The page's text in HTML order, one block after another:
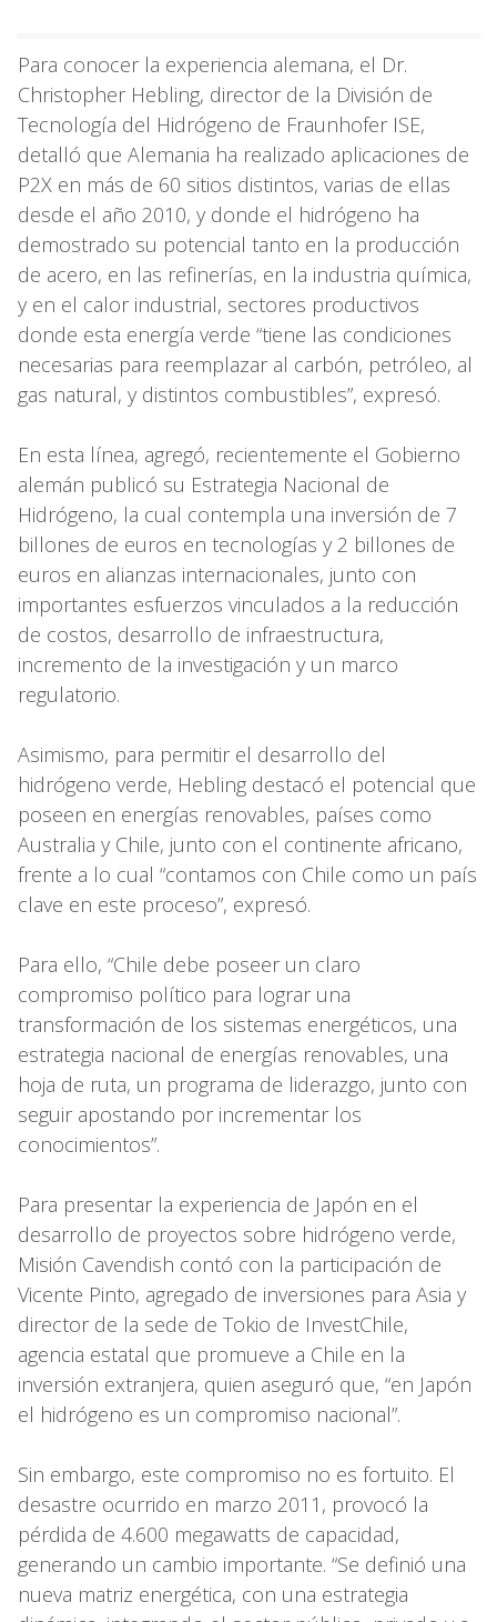
Para conocer la experiencia alemana, el Dr.
Christopher Hebling, director de la División de
Tecnología del Hidrógeno de Fraunhofer ISE,
detalló que Alemania ha realizado aplicaciones de
P2X en más de 60 sitios distintos, varias de ellas
desde el año 2010, y donde el hidrógeno ha
demostrado su potencial tanto en la producción
de acero, en las refinerías, en la industria química,
y en el calor industrial, sectores productivos
donde esta energía verde “tiene las condiciones
necesarias para reemplazar al carbón, petróleo, al
gas natural, y distintos combustibles”, expresó.
En esta línea, agregó, recientemente el Gobierno
alemán publicó su Estrategia Nacional de
Hidrógeno, la cual contempla una inversión de 7
billones de euros en tecnologías y 2 billones de
euros en alianzas internacionales, junto con
importantes esfuerzos vinculados a la reducción
de costos, desarrollo de infraestructura,
incremento de la investigación y un marco
regulatorio.
Asimismo, para permitir el desarrollo del
hidrógeno verde, Hebling destacó el potencial que
poseen en energías renovables, países como
Australia y Chile, junto con el continente africano,
frente a lo cual “contamos con Chile como un país
clave en este proceso”, expresó.
Para ello, “Chile debe poseer un claro
compromiso político para lograr una
transformación de los sistemas energéticos, una
estrategia nacional de energías renovables, una
hoja de ruta, un programa de liderazgo, junto con
seguir apostando por incrementar los
conocimientos”.
Para presentar la experiencia de Japón en el
desarrollo de proyectos sobre hidrógeno verde,
Misión Cavendish contó con la participación de
Vicente Pinto, agregado de inversiones para Asia y
director de la sede de Tokio de InvestChile,
agencia estatal que promueve a Chile en la
inversión extranjera, quien aseguró que, “en Japón
el hidrógeno es un compromiso nacional”.
Sin embargo, este compromiso no es fortuito. El
desastre ocurrido en marzo 2011, provocó la
pérdida de 4.600 megawatts de capacidad,
generando un cambio importante. “Se definió una
nueva matriz energética, con una estrategia